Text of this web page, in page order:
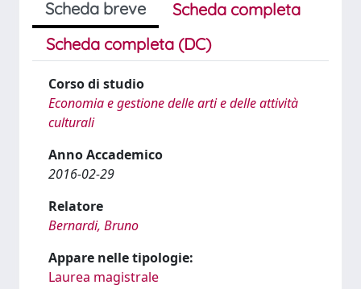
Scheda breve
Scheda completa
Scheda completa (DC)
Corso di studio
Economia e gestione delle arti e delle attività
culturali
Anno Accademico
2016-02-29
Relatore
Bernardi, Bruno
Appare nelle tipologie:
Laurea magistrale